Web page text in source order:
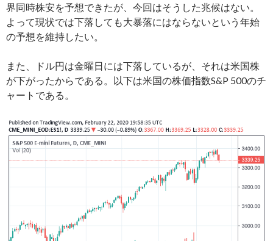
界同時株安を予想できたが、今回はそうした兆候はない。
よって現状では下落しても大暴落にはならないという年始
の予想を維持したい。
また、ドル円は金曜日には下落しているが、それは米国株
が下がったからである。以下は米国の株価指数S&P 500のチ
ャートである。